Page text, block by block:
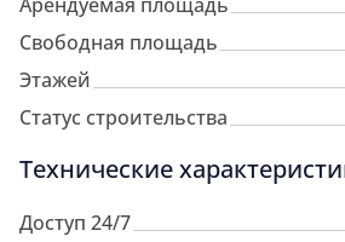
Свободная площадь
Этажей
Статус строительства
Технические
Доступ 24/7